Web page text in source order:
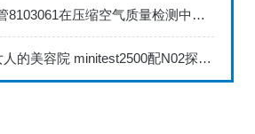
德尔格水检测管8103061在压缩空气质量检测中的应用
秋葵视频app女人的美容院 minitest2500配N02探头如何两点校准？